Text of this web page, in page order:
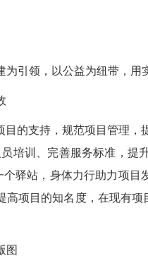
领，以公益为纽带，用
的支持，规范项目管理，
培训、完善服务标准，
个驿站，身体力行助力项
项目的知名度，在现有
图